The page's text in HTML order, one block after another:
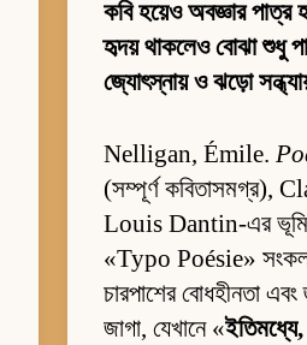
কবি হয়েও অবজ্ঞার পাত্র
হৃদয় থাকলেও বোঝা শুধু
জ্যোৎস্নায় ও ঝড়ো
Nelligan, Émile.
(সম্পূর্ণ কবিতাসমগ্র),
Louis Dantin-এর
«Typo Poésie»
চারপাশের বোধহীনতা
জাগা, যেখানে «